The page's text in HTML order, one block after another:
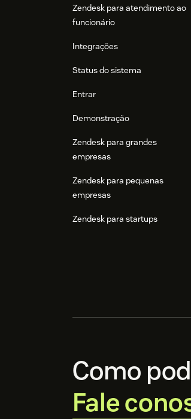
Zendesk para atendimento ao
funcionário
Integrações
Status do sistema
Entrar
Demonstração
Zendesk para grandes
empresas
Zendesk para pequenas
empresas
Zendesk para startups
Como
Fale